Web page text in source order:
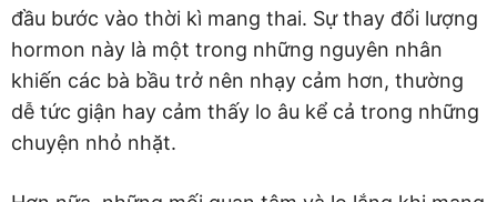
đầu bước vào thời kì mang thai. Sự thay đổi lượng
hormon này là một trong những nguyên nhân
khiến các bà bầu trở nên nhạy cảm hơn, thường
dễ tức giận hay cảm thấy lo âu kể cả trong những
chuyện nhỏ nhặt.